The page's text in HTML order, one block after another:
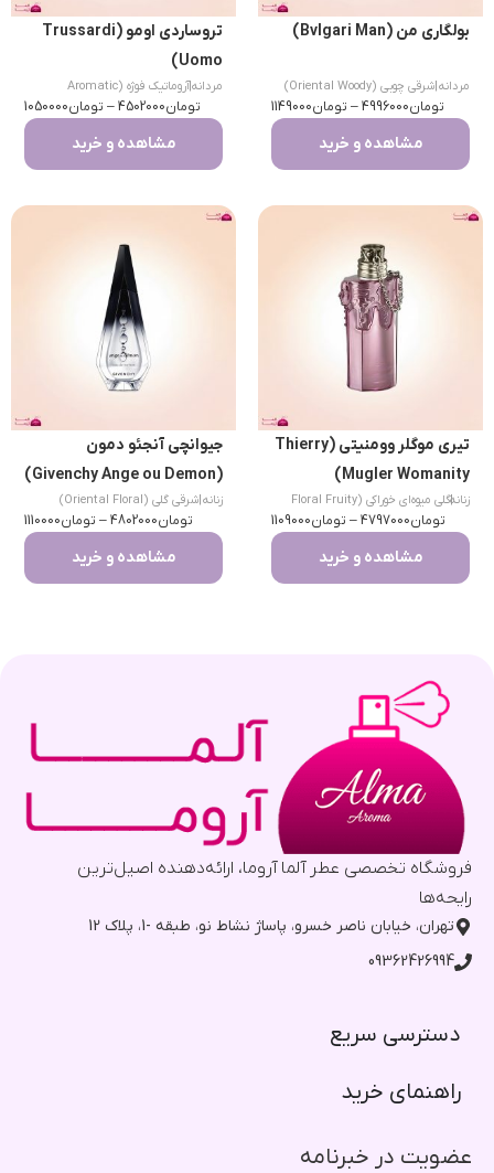
بولگاری من (Bvlgari Man)
مردانه|شرقی چوبی (Oriental Woody)
تومان4996000
– تومان1149000
مشاهده و خرید
تروساردی اومو (Trussardi
Uomo)
مردانه|
آروماتیک فوژه (Aromatic
Fougere)
تومان4502000
– تومان1050000
مشاهده و خرید
تیری موگلر وومنیتی (Thierry
Mugler Womanity)
زنانه
|
گلی میوه‌ای خوراکی (Floral Fruity
Gourmand)
تومان4797000
– تومان1109000
مشاهده و خرید
جیوانچی آنجئو دمون
(Givenchy Ange ou Demon)
زنانه|شرقی گلی (Oriental Floral)
تومان4802000
– تومان1110000
مشاهده و خرید
فروشگاه تخصصی عطر آلما آروما، ارائه‌دهنده اصیل‌ترین
رایحه‌ها
تهران، خیابان ناصر خسرو، پاساژ نشاط نو، طبقه -1، پلاک 12
09362426994
دسترسی سریع​
راهنمای خرید​
عضویت در خبرنامه